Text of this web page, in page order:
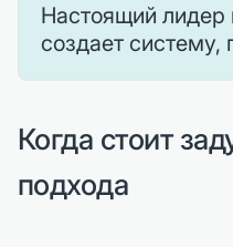
Настоящий
создает систему,
Когда стоит
подхода